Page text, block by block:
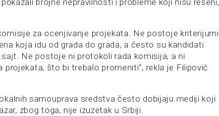
brojne nepravilnosti i probleme koji nisu rešeni,
za ocenjivanje projekata. Ne postoje kriterijumi
koja idu od grada do grada, a često su kandidati
Ne postoje ni protokoli rada komisija, a ni
što bi trebalo promeniti“, rekla je Filipović
samouprava sredstva često dobijaju mediji koji
zbog toga, nije izuzetak u Srbiji.